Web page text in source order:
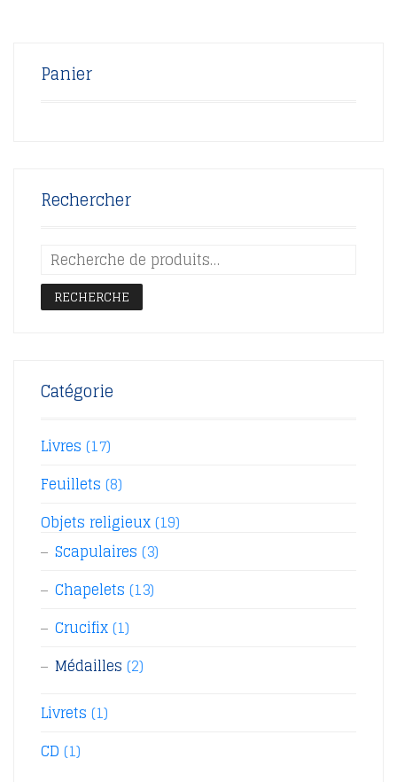
Panier
Rechercher
RECHERCHE
Catégorie
Livres (17)
Feuillets (8)
Objets religieux(19)
Scapulaires (3)
Chapelets (13)
Crucifix(1)
Médailles (2)
Livrets (1)
CD (1)